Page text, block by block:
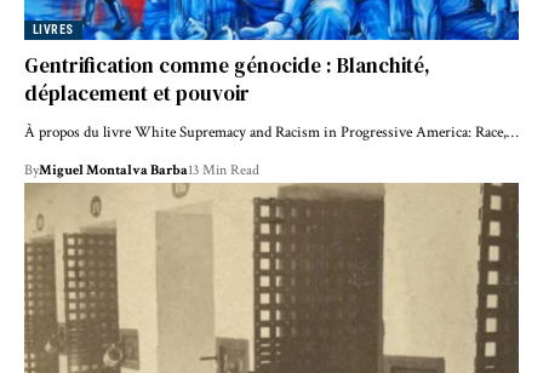
LIVRES
Gentrification comme génocide : Blanchité,
déplacement et pouvoir
À propos du livre White Supremacy and Racism in Progressive America: Race,…
ByMiguel Montalva Barba13 Min Read